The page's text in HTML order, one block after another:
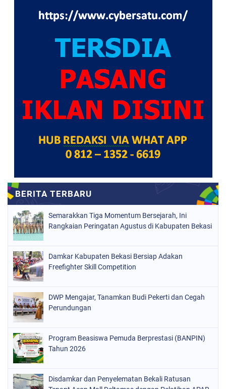
Semarakkan Tiga Momentum Bersejarah, Ini
Rangkaian Peringatan Agustus di Kabupaten Bekasi
Damkar Kabupaten Bekasi Bersiap Adakan
Freefighter Skill Competition
DWP Mengajar, Tanamkan Budi Pekerti dan Cegah
Perundungan
Program Beasiswa Pemuda Berprestasi (BANPIN)
Tahun 2026
Disdamkar dan Penyelematan Bekali Ratusan